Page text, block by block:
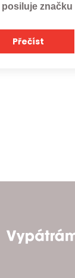
značku
Přečíst